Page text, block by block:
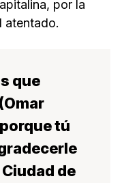
por la
atentado.
que
(Omar
porque tú
de